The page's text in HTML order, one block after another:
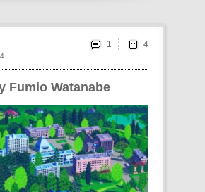
Fumio Watanabe
1